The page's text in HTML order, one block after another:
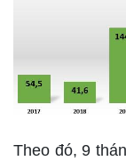
Theo đó, 9